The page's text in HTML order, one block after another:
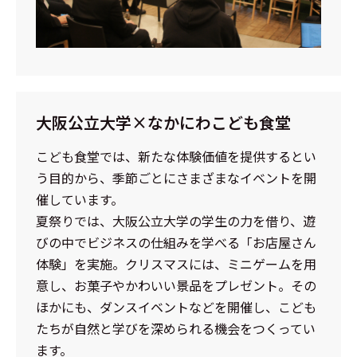
大阪公立大学×なかにわこども食堂
こども食堂では、新たな体験価値を提供するとい
う目的から、季節ごとにさまざまなイベントを開
催しています。
夏祭りでは、大阪公立大学の学生の力を借り、遊
びの中でビジネスの仕組みを学べる「お店屋さん
体験」を実施。クリスマスには、ミニゲームを用
意し、お菓子やかわいい景品をプレゼント。その
ほかにも、ダンスイベントなどを開催し、こども
たちが自然と学びを深められる機会をつくってい
ます。